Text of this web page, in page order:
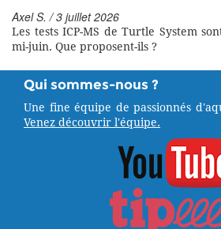
Axel S. / 3 juillet 2026
Les tests ICP-MS de Turtle System
mi-juin. Que proposent-ils ?
Qui sommes-nous ?
Une fine équipe de passionnés
Venez découvrir l'équipe.